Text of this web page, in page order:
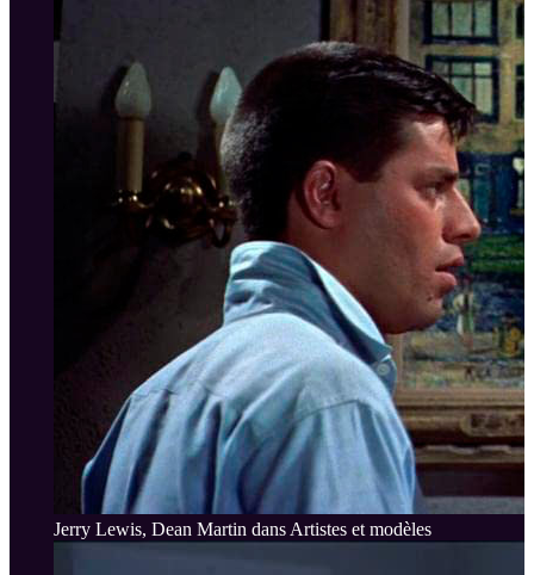
Jerry Lewis, Dean Martin dans Artistes et modèles